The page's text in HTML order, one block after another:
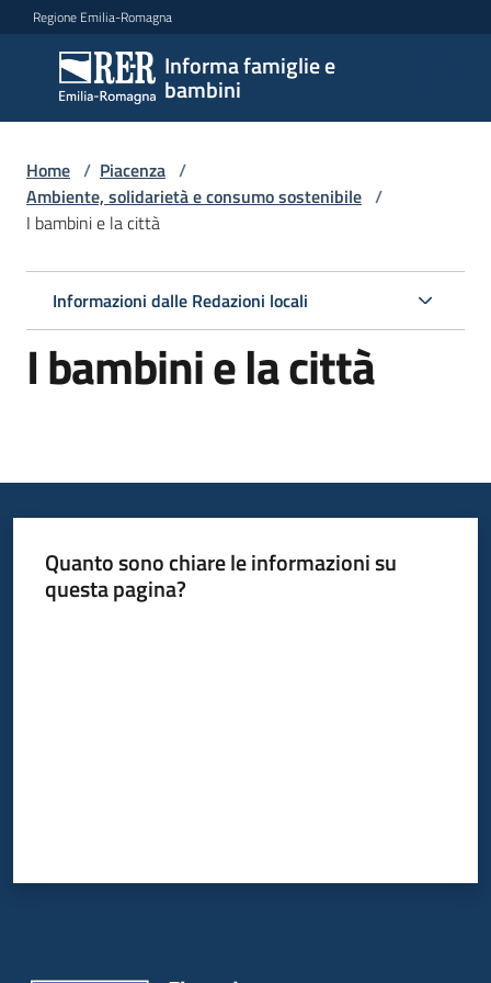
Vai al contenuto
Vai alla navigazione
Vai al footer
Regione Emilia-Romagna
Informa famiglie e
bambini
Informa
famiglie
e
bambini
famiglie
Informazioni
locali
Home / Piacenza /
Ambiente, solidarietà e consumo sostenibile /
I bambini e la città
Informazioni dalle Redazioni locali
I bambini e la città
Quanto sono chiare le informazioni su
questa pagina?